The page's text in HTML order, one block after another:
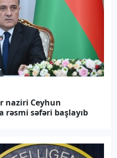
naziri Ceyhun
rəsmi səfəri başlayıb